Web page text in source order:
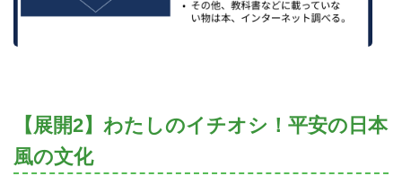
【展開2】わたしのイチオシ！平安の日本
風の文化